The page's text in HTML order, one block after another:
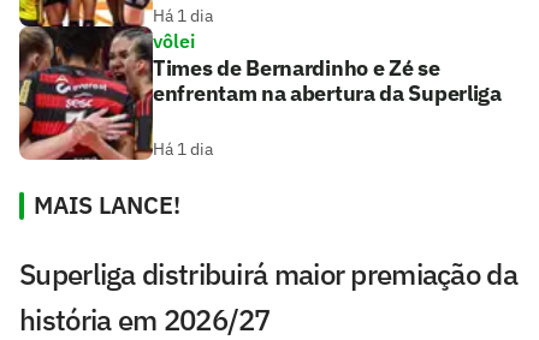
Há 1 dia
vôlei
Times de Bernardinho e Zé se
enfrentam na abertura da Superliga
Há 1 dia
MAIS LANCE!
Superliga distribuirá maior premiação da
história em 2026/27